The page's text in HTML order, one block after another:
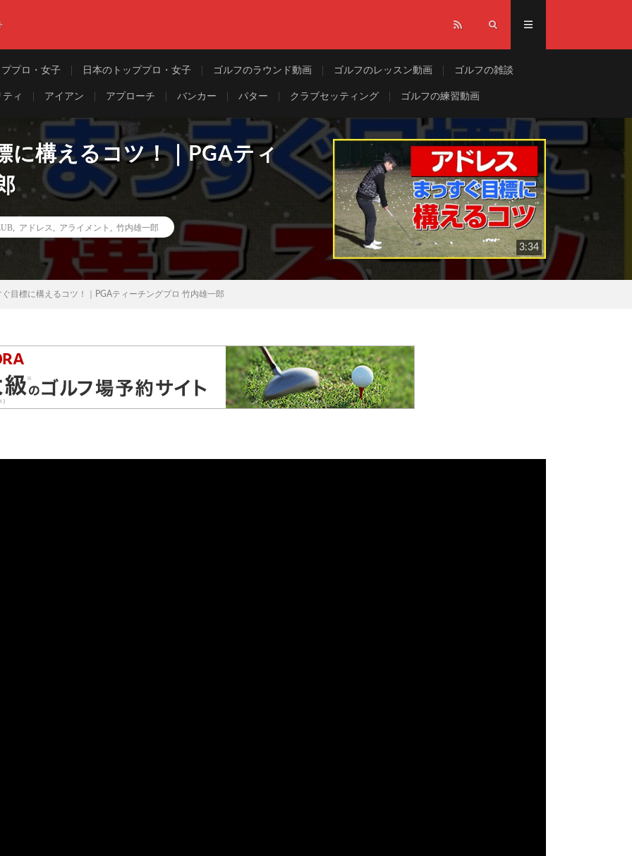
プロ・女子 日本のトッププロ・女子 ゴルフのラウンド動画 ゴルフのレッスン動画 ゴルフの雑談
ィ アイアン アプローチ バンカー パター クラブセッティング ゴルフの練習動画
に構えるコツ！｜PGAティ
アドレス アライメント 竹内雄一郎
3:34
目標に構えるコツ！｜PGAティーチングプロ 竹内雄一郎